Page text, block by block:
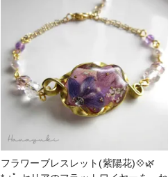
フラワーブレスレット(紫陽花)💠🌿‬